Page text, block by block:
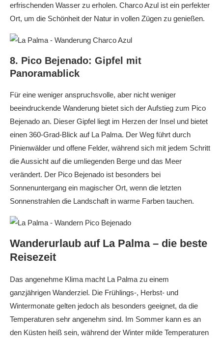
erfrischenden Wasser zu erholen. Charco Azul ist ein perfekter
Ort, um die Schönheit der Natur in vollen Zügen zu genießen.
8. Pico Bejenado: Gipfel mit
Panoramablick
Für eine weniger anspruchsvolle, aber nicht weniger
beeindruckende Wanderung bietet sich der Aufstieg zum Pico
Bejenado an. Dieser Gipfel liegt im Herzen der Insel und bietet
einen 360-Grad-Blick auf La Palma. Der Weg führt durch
Pinienwälder und offene Felder, während sich mit jedem Schritt
die Aussicht auf die umliegenden Berge und das Meer
verändert. Der Pico Bejenado ist besonders bei
Sonnenuntergang ein magischer Ort, wenn die letzten
Sonnenstrahlen die Landschaft in warme Farben tauchen.
Wanderurlaub auf La Palma – die beste
Reisezeit
Das angenehme Klima macht La Palma zu einem
ganzjährigen Wanderziel. Die Frühlings-, Herbst- und
Wintermonate gelten jedoch als besonders geeignet, da die
Temperaturen sehr angenehm sind. Im Sommer kann es an
den Küsten heiß sein, während der Winter milde Temperaturen